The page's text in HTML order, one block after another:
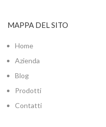
MAPPA DEL SITO
Home
Azienda
Blog
Prodotti
Contatti